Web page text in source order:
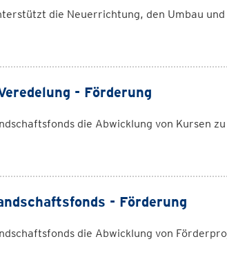
die Neuerrichtung, den Umbau und
- Förderung
die Abwicklung von Kursen
- Förderung
die Abwicklung von